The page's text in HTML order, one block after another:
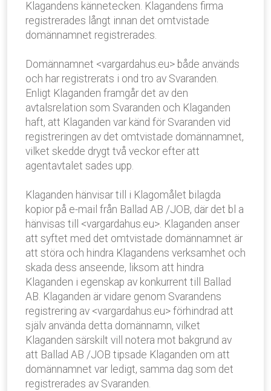
Klagandens kännetecken. Klagandens firma
registrerades långt innan det omtvistade
domännamnet registrerades.
Domännamnet <vargardahus.eu> både används
och har registrerats i ond tro av Svaranden.
Enligt Klaganden framgår det av den
avtalsrelation som Svaranden och Klaganden
haft, att Klaganden var känd för Svaranden vid
registreringen av det omtvistade domännamnet,
vilket skedde drygt två veckor efter att
agentavtalet sades upp.
Klaganden hänvisar till i Klagomålet bilagda
kopior på e-mail från Ballad AB /JOB, där det bl a
hänvisas till <vargardahus.eu>. Klaganden anser
att syftet med det omtvistade domännamnet är
att störa och hindra Klagandens verksamhet och
skada dess anseende, liksom att hindra
Klaganden i egenskap av konkurrent till Ballad
AB. Klaganden är vidare genom Svarandens
registrering av <vargardahus.eu> förhindrad att
själv använda detta domännamn, vilket
Klaganden särskilt vill notera mot bakgrund av
att Ballad AB /JOB tipsade Klaganden om att
domännamnet var ledigt, samma dag som det
registrerades av Svaranden.